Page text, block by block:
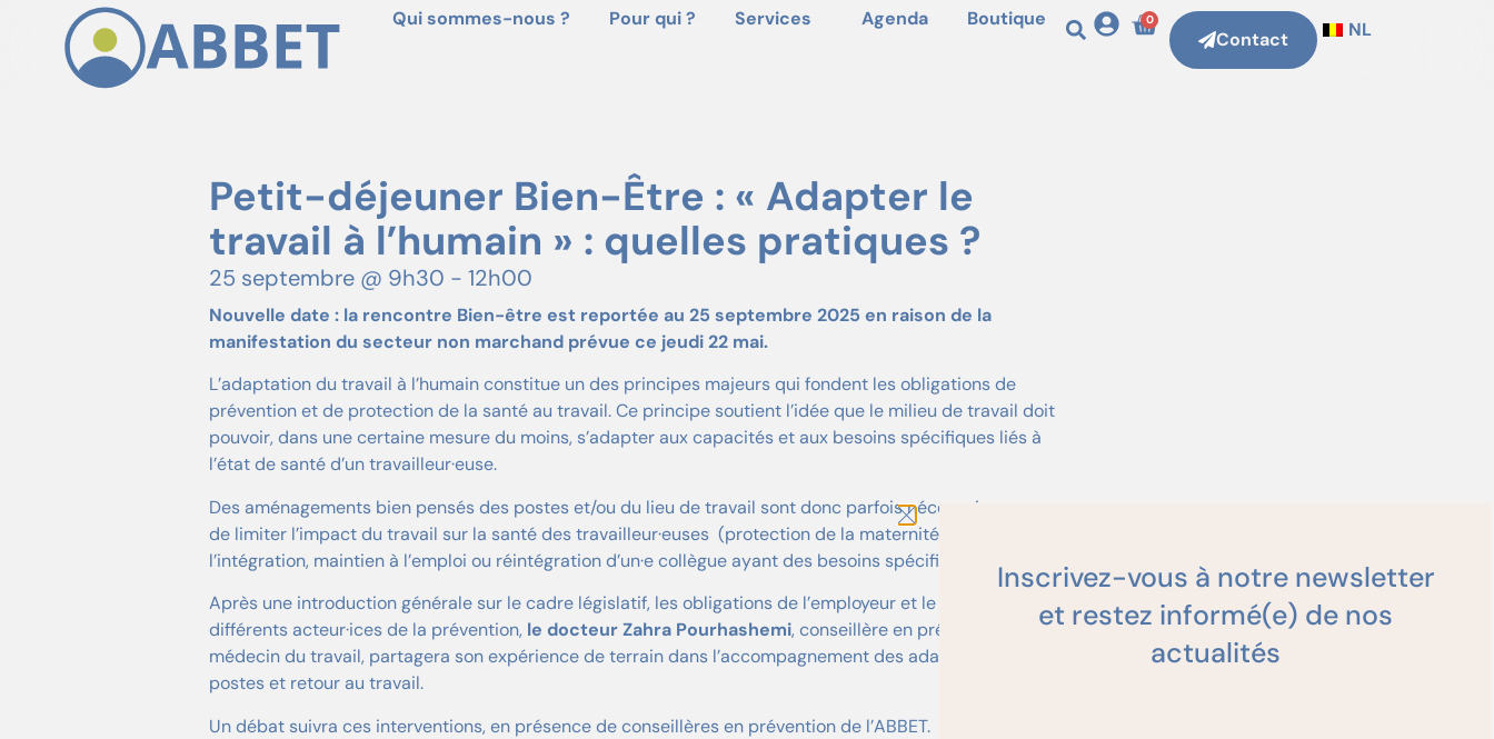
Qui sommes-nous ? Pour qui ? Services Agenda Boutique 0
Contact NL
Petit-déjeuner Bien-Être : « Adapter le
travail à l’humain » : quelles pratiques ?
25 septembre @ 9h30 - 12h00
Nouvelle date : la rencontre Bien-être est reportée au 25 septembre 2025 en raison de la
manifestation du secteur non marchand prévue ce jeudi 22 mai.
L’adaptation du travail à l’humain constitue un des principes majeurs qui fondent les obligations de
prévention et de protection de la santé au travail. Ce principe soutient l’idée que le milieu de travail doit
pouvoir, dans une certaine mesure du moins, s’adapter aux capacités et aux besoins spécifiques liés à
l’état de santé d’un travailleur·euse.
Des aménagements bien pensés des postes et/ou du lieu de travail sont donc parfois nécessaires en vue
de limiter l’impact du travail sur la santé des travailleur·euses (protection de la maternité, aide à
l’intégration, maintien à l’emploi ou réintégration d’un·e collègue ayant des besoins spécifiques, etc..).
Après une introduction générale sur le cadre législatif, les obligations de l’employeur et le rôle des
différents acteur·ices de la prévention, le docteur Zahra Pourhashemi, conseillère en prévention-
médecin du travail, partagera son expérience de terrain dans l’accompagnement des adaptations de
postes et retour au travail.
Un débat suivra ces interventions, en présence de conseillères en prévention de l’ABBET.
Inscrivez-vous à notre newsletter
et restez informé(e) de nos
actualités